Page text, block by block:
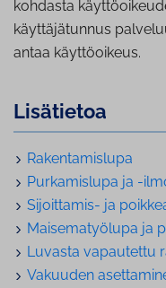
kohdasta
käyttäjätunnus
antaa käyttöoikeus.
Lisätietoa
Ra­ken­ta­mis­lu­pa
Pur­ka­mis­lu­pa ja -
Sijoittamis- ja
Mai­se­ma­työ­lu­pa ja
Luvasta vapautettu
Vakuuden